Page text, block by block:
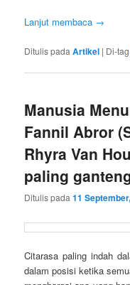
Lanjut membaca →
Ditulis pada Artikel | Di-tag
Manusia
Fannil Abror
Rhyra Van
paling
Ditulis pada11
Citarasa paling indah
dalam posisi ketika